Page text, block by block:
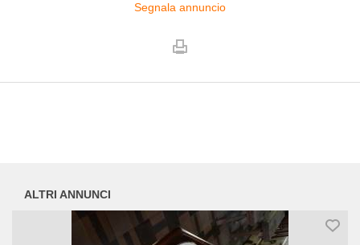
Segnala annuncio
ALTRI ANNUNCI